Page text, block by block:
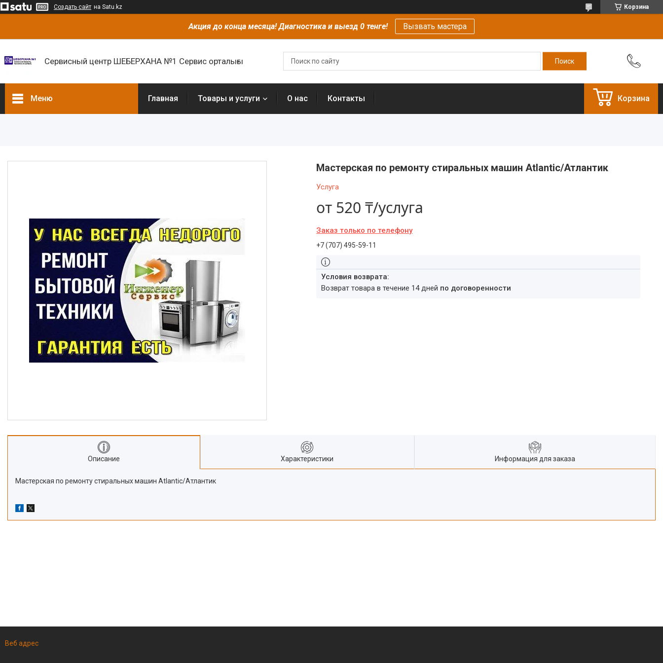
Создать сайт на Satu.kz Корзина
Акция до конца месяца! Диагностика и выезд 0 тенге! Вызвать мастера
Сервисный центр ШЕБЕРХАНА №1 Сервис орталығы
Меню Главная Товары и услуги О нас Контакты Корзина
Мастерская по ремонту стиральных машин Atlantic/Атлантик
Услуга
от 520 ₸/услуга
Заказ только по телефону
+7 (707) 495-59-11
возврат товара в течение 14 дней по договоренности
Описание Характеристики Информация для заказа
Мастерская по ремонту стиральных машин Atlantic/Атлантик
Веб адрес